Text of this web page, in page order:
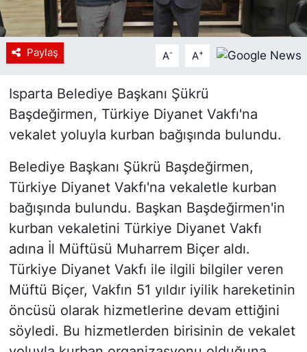
Paylaş A- A+
Isparta Belediye Başkanı Şükrü
Başdeğirmen, Türkiye Diyanet Vakfı'na
vekalet yoluyla kurban bağışında bulundu.
Belediye Başkanı Şükrü Başdeğirmen,
Türkiye Diyanet Vakfı'na vekaletle kurban
bağışında bulundu. Başkan Başdeğirmen'in
kurban vekaletini Türkiye Diyanet Vakfı
adına İl Müftüsü Muharrem Biçer aldı.
Türkiye Diyanet Vakfı ile ilgili bilgiler veren
Müftü Biçer, Vakfın 51 yıldır iyilik hareketinin
öncüsü olarak hizmetlerine devam ettiğini
söyledi. Bu hizmetlerden birisinin de vekalet
Tanıtım